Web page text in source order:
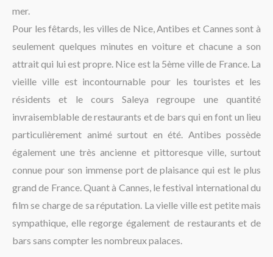
mer.
Pour les fêtards, les villes de Nice, Antibes et Cannes sont à
seulement quelques minutes en voiture et chacune a son
attrait qui lui est propre. Nice est la 5ème ville de France. La
vieille ville est incontournable pour les touristes et les
résidents et le cours Saleya regroupe une quantité
invraisemblable de restaurants et de bars qui en font un lieu
particulièrement animé surtout en été. Antibes possède
également une très ancienne et pittoresque ville, surtout
connue pour son immense port de plaisance qui est le plus
grand de France. Quant à Cannes, le festival international du
film se charge de sa réputation. La vielle ville est petite mais
sympathique, elle regorge également de restaurants et de
bars sans compter les nombreux palaces.